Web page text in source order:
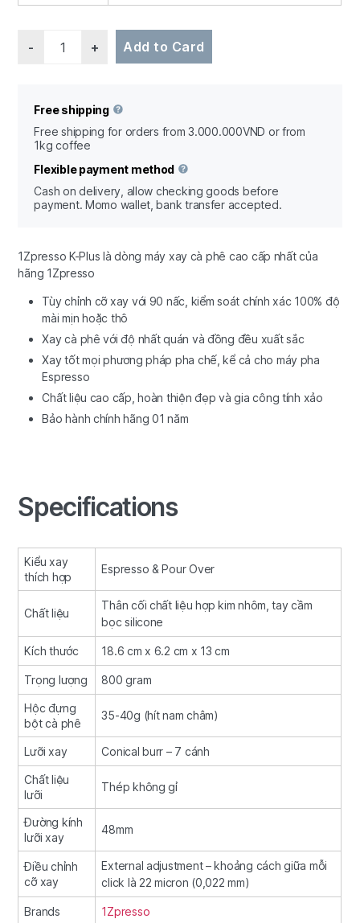
Add to Card
Free shipping
Free shipping for orders from 3.000.000VND or from
1kg coffee
Flexible payment method
Cash on delivery, allow checking goods before
payment. Momo wallet, bank transfer accepted.
1Zpresso K-Plus là dòng máy xay cà phê cao cấp nhất của
hãng 1Zpresso
Tùy chỉnh cỡ xay với 90 nấc, kiểm soát chính xác 100% độ
mài mịn hoặc thô
Xay cà phê với độ nhất quán và đồng đều xuất sắc
Xay tốt mọi phương pháp pha chế, kể cả cho máy pha
Espresso
Chất liệu cao cấp, hoàn thiện đẹp và gia công tính xảo
Bảo hành chính hãng 01 năm
Specifications
Kiểu xay
thích hợp
Espresso & Pour Over
Chất liệu
Thân cối chất liệu hợp kim nhôm, tay cầm
bọc silicone
Kích thước 18.6 cm x 6.2 cm x 13 cm
Trọng lượng 800 gram
Hộc đựng
bột cà phê
35-40g (hít nam châm)
Lưỡi xay Conical burr – 7 cánh
Chất liệu
lưỡi
Thép không gỉ
Đường kính
lưỡi xay
48mm
Điều chỉnh
cỡ xay
External adjustment – khoảng cách giữa mỗi
click là 22 micron (0,022 mm)
Brands 1Zpresso